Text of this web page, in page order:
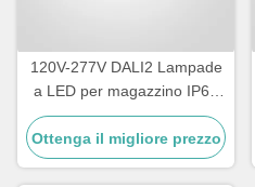
120V-277V DALI2 Lampade
a LED per magazzino IP65
impermeabile
Ottenga il migliore prezzo